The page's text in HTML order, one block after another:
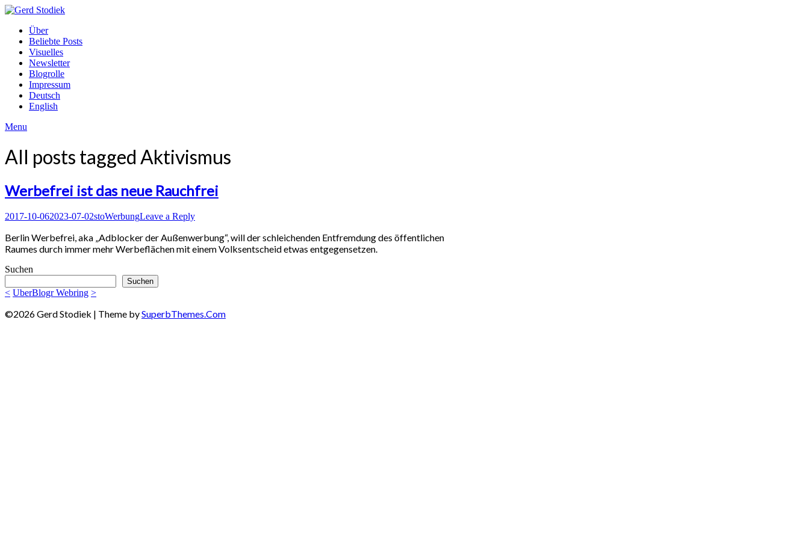
Skip
content
StodiekÜber
Beliebte Posts
Visuelles
Newsletter
Blogrolle
Impressum
Deutsch
English
Menu
All posts tagged Aktivismus
Werbefrei ist das neue Rauchfrei
Posted
2017-10-062023-07-02Author
stoPosted
WerbungLeave a Reply
Berlin Werbefrei, aka „Adblocker der Außenwerbung“, will der schleichenden Entfremdung des öffentlichen
Raumes durch immer mehr Werbeflächen mit einem Volksentscheid etwas entgegensetzen.
Suchen
Suchen
< UberBlogr Webring >
©2026 Gerd Stodiek | Theme bySuperbThemes.Com